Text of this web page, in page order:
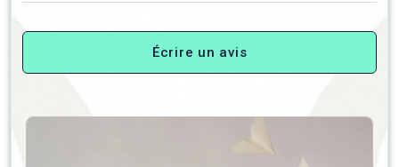
Écrire un avis